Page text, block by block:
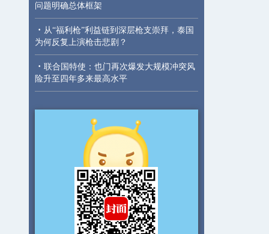
问题明确总体框架
· 从“福利枪”利益链到深层枪支崇拜，泰国
为何反复上演枪击悲剧？
· 联合国特使：也门再次爆发大规模冲突风
险升至四年多来最高水平